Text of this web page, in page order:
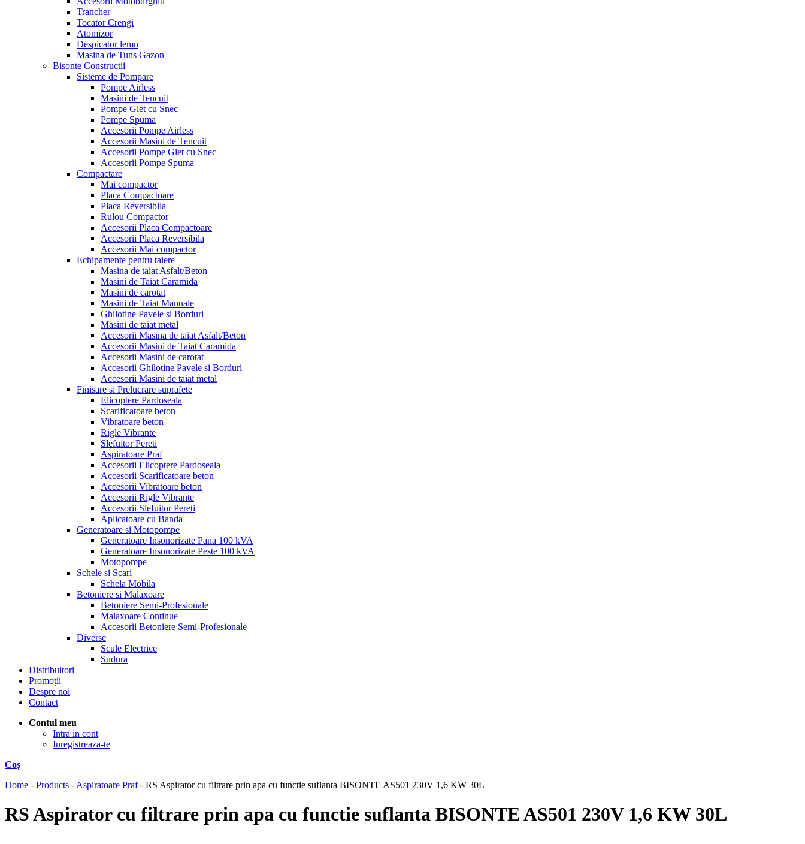
Trancher
Tocator Crengi
Atomizor
Despicator lemn
Masina de Tuns Gazon
Bisonte Constructii
Sisteme de Pompare
Pompe Airless
Masini de Tencuit
Pompe Glet cu Snec
Pompe Spuma
Accesorii Pompe Airless
Accesorii Masini de Tencuit
Accesorii Pompe Glet cu Snec
Accesorii Pompe Spuma
Compactare
Mai compactor
Placa Compactoare
Placa Reversibila
Rulou Compactor
Accesorii Placa Compactoare
Accesorii Placa Reversibila
Accesorii Mai compactor
Echipamente pentru taiere
Masina de taiat Asfalt/Beton
Masini de Taiat Caramida
Masini de carotat
Masini de Taiat Manuale
Ghilotine Pavele si Borduri
Masini de taiat metal
Accesorii Masina de taiat Asfalt/Beton
Accesorii Masini de Taiat Caramida
Accesorii Masini de carotat
Accesorii Ghilotine Pavele si Borduri
Accesorii Masini de taiat metal
Finisare si Prelucrare suprafete
Elicoptere Pardoseala
Scarificatoare beton
Vibratoare beton
Rigle Vibrante
Slefuitor Pereti
Aspiratoare Praf
Accesorii Elicoptere Pardoseala
Accesorii Scarificatoare beton
Accesorii Vibratoare beton
Accesorii Rigle Vibrante
Accesorii Slefuitor Pereti
Aplicatoare cu Banda
Generatoare si Motopompe
Generatoare Insonorizate Pana 100 kVA
Generatoare Insonorizate Peste 100 kVA
Motopompe
Schele si Scari
Schela Mobila
Betoniere si Malaxoare
Betoniere Semi-Profesionale
Malaxoare Continue
Accesorii Betoniere Semi-Profesionale
Diverse
Scule Electrice
Sudura
Distribuitori
Promoții
Despre noi
Contact
Contul meu
Intra in cont
Inregistreaza-te
Coș
Home - Products - Aspiratoare Praf- RS Aspirator cu filtrare prin apa cu functie suflanta BISONTE AS501 230V 1,6 KW 30L
RS Aspirator cu filtrare prin apa cu functie suflanta BISONTE AS501 230V 1,6 KW 30L